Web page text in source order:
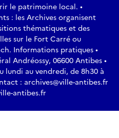
le patrimoine local. •
: les Archives organisent
thématiques et des
sur le Fort Carré ou
Informations pratiques •
Andréossy, 06600 Antibes •
lundi au vendredi, de 8h30 à
: archives@ville-antibes.fr
antibes.fr